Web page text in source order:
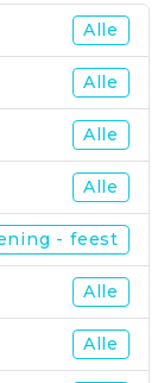
Alle
Alle
Alle
Alle
- feest
Alle
Alle